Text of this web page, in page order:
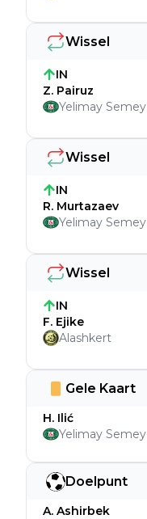
Doelpunt
A. Ashirbek
Gele Kaart
H. Ilić
Yelimay Semey
Wissel
IN
F. Ejike
Alashkert
Wissel
IN
R. Murtazaev
Yelimay Semey
Wissel
IN
Z. Pairuz
Yelimay Semey